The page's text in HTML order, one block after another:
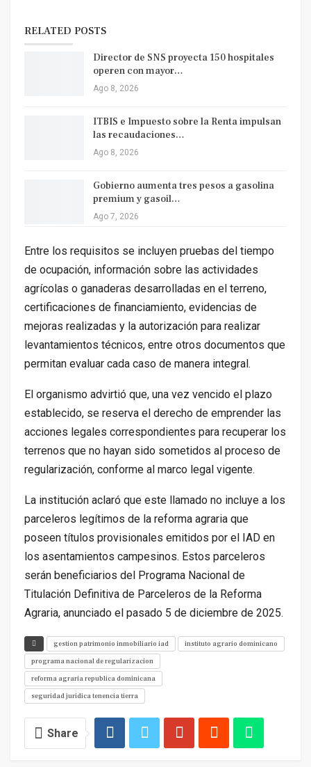
RELATED POSTS
Director de SNS proyecta 150 hospitales
operen con mayor…
Ago 8, 2026
ITBIS e Impuesto sobre la Renta impulsan
las recaudaciones…
Ago 8, 2026
Gobierno aumenta tres pesos a gasolina
premium y gasoil…
Ago 7, 2026
Entre los requisitos se incluyen pruebas del tiempo
de ocupación, información sobre las actividades
agrícolas o ganaderas desarrolladas en el terreno,
certificaciones de financiamiento, evidencias de
mejoras realizadas y la autorización para realizar
levantamientos técnicos, entre otros documentos que
permitan evaluar cada caso de manera integral.
El organismo advirtió que, una vez vencido el plazo
establecido, se reserva el derecho de emprender las
acciones legales correspondientes para recuperar los
terrenos que no hayan sido sometidos al proceso de
regularización, conforme al marco legal vigente.
La institución aclaró que este llamado no incluye a los
parceleros legítimos de la reforma agraria que
poseen títulos provisionales emitidos por el IAD en
los asentamientos campesinos. Estos parceleros
serán beneficiarios del Programa Nacional de
Titulación Definitiva de Parceleros de la Reforma
Agraria, anunciado el pasado 5 de diciembre de 2025.
gestion patrimonio inmobiliario iad
instituto agrario dominicano
programa nacional de regularizacion
reforma agraria republica dominicana
seguridad juridica tenencia tierra
Share